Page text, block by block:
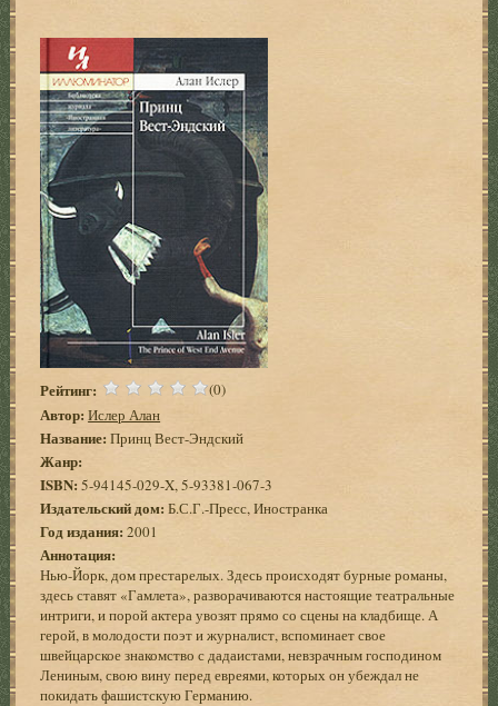
Рейтинг: (0)
Автор: Ислер Алан
Название: Принц Вест-Эндский
Жанр:
ISBN:5-94145-029-X, 5-93381-067-3
Издательский дом:Б.С.Г.-Пресс, Иностранка
Год издания: 2001
Аннотация:
Нью-Йорк, дом престарелых. Здесь происходят бурные романы,
здесь ставят «Гамлета», разворачиваются настоящие театральные
интриги, и порой актера увозят прямо со сцены на кладбище. А
герой, в молодости поэт и журналист, вспоминает свое
швейцарское знакомство с дадаистами, невзрачным господином
Лениным, свою вину перед евреями, которых он убеждал не
покидать фашистскую Германию.